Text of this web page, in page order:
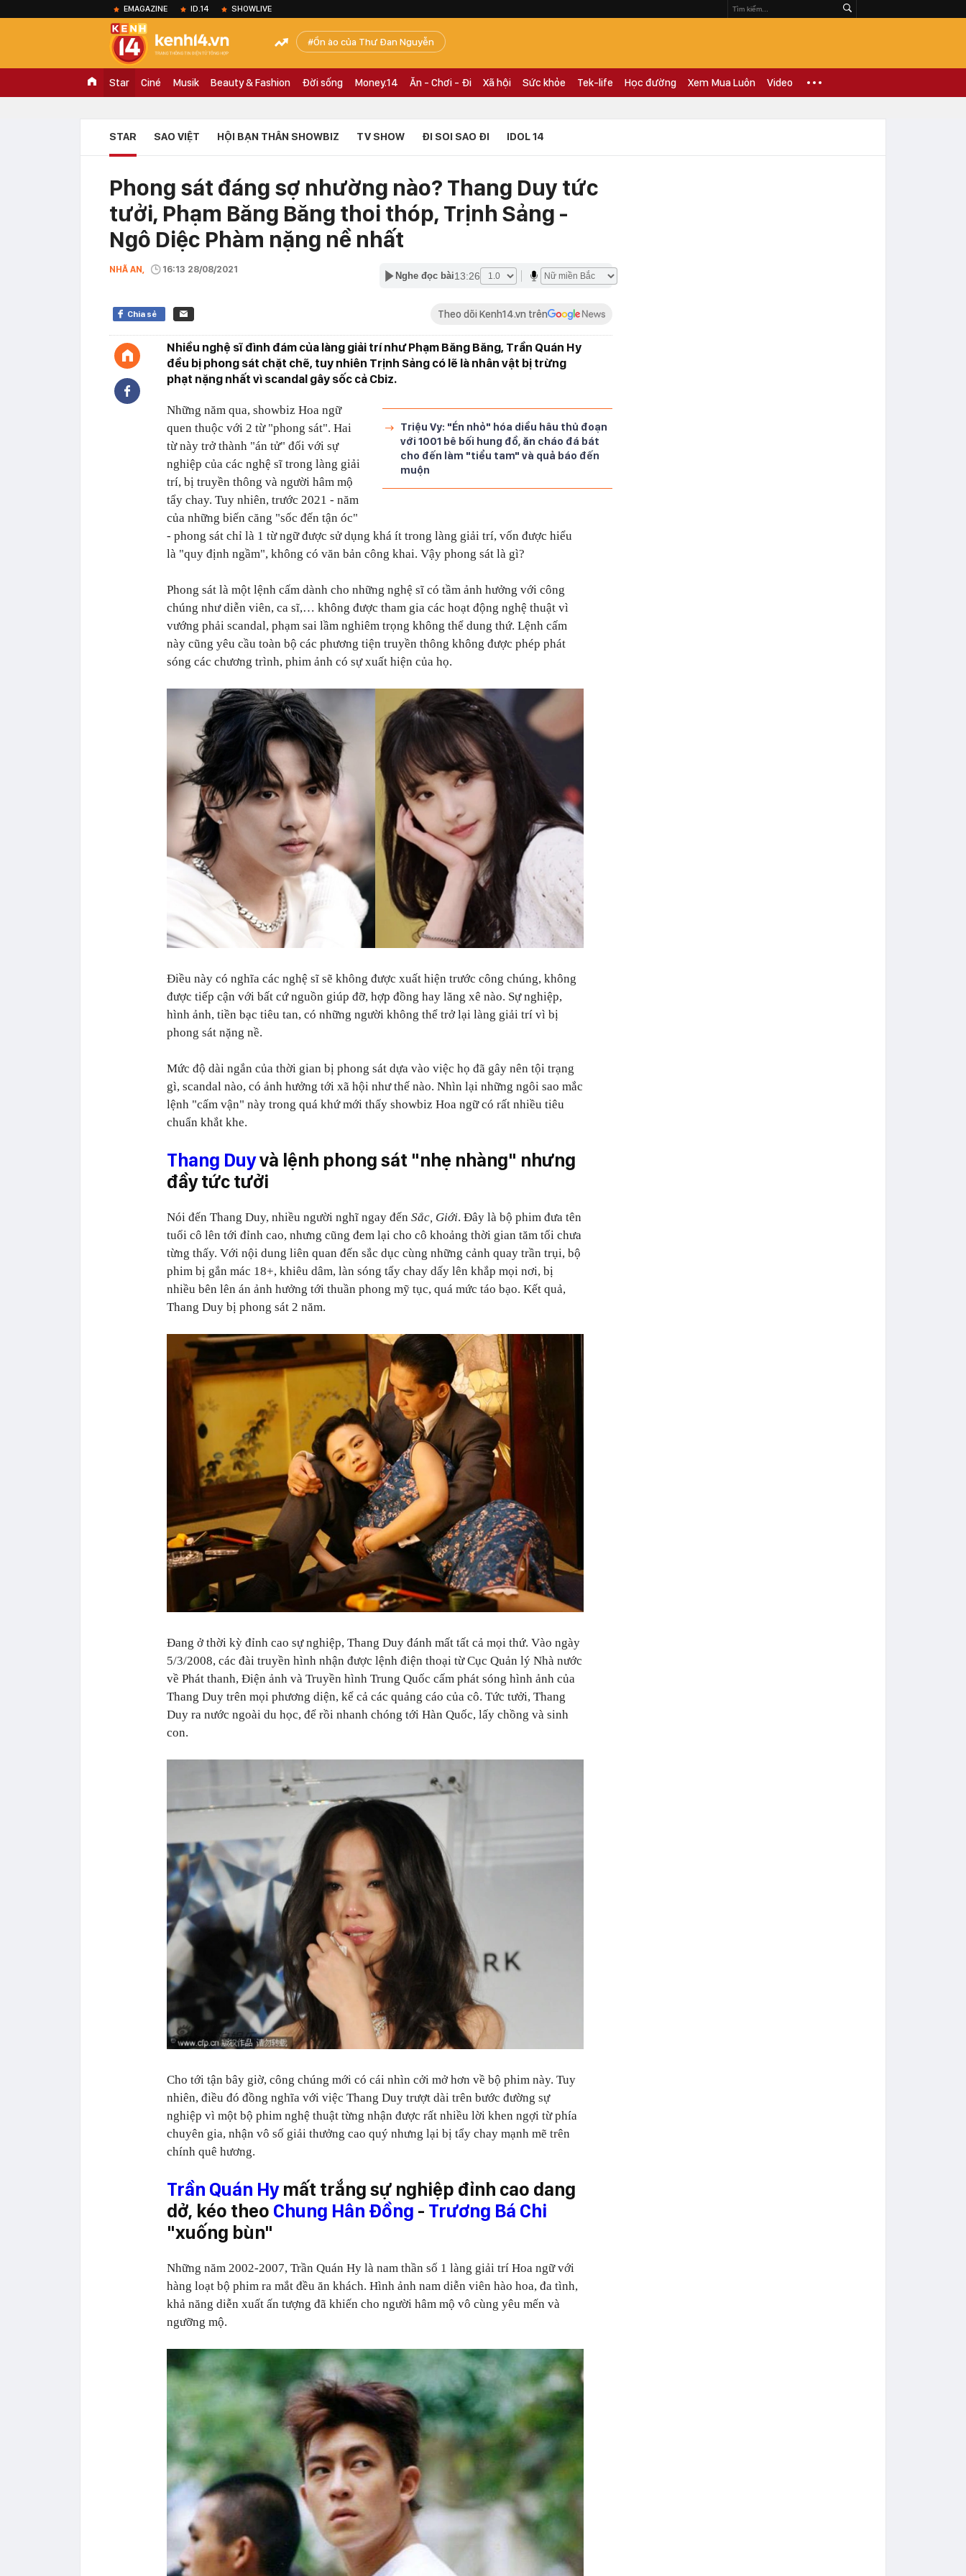
EMAGAZINE ID.14 SHOWLIVE
Ồn ào của Thư Đan Nguyễn
Star Ciné Musik Beauty & Fashion Đời sống Money.14 Ăn - Chơi - Đi Xã hội Sức khỏe Tek-life Học đường Xem Mua Luôn Video
STAR SAO VIỆT HỘI BẠN THÂN SHOWBIZ TV SHOW ĐI SOI SAO ĐI IDOL 14
Phong sát đáng sợ nhường nào? Thang Duy tức
tưởi, Phạm Băng Băng thoi thóp, Trịnh Sảng -
Ngô Diệc Phàm nặng nề nhất
NHÃ AN, 16:13 28/08/2021
Nghe đọc bài13:26
Chia sẻ Theo dõi Kenh14.vn trên
Nhiều nghệ sĩ đình đám của làng giải trí như Phạm Băng Băng, Trần Quán Hy
đều bị phong sát chặt chẽ, tuy nhiên Trịnh Sảng có lẽ là nhân vật bị trừng
phạt nặng nhất vì scandal gây sốc cả Cbiz.
Triệu Vy: "Én nhỏ" hóa diều hâu thủ đoạn
với 1001 bê bối hung đồ, ăn cháo đá bát
cho đến làm "tiểu tam" và quả báo đến
muộn
Những năm qua, showbiz Hoa ngữ
quen thuộc với 2 từ "phong sát". Hai
từ này trở thành "án tử" đối với sự
nghiệp của các nghệ sĩ trong làng giải
trí, bị truyền thông và người hâm mộ
tẩy chay. Tuy nhiên, trước 2021 - năm
của những biến căng "sốc đến tận óc"
- phong sát chỉ là 1 từ ngữ được sử dụng khá ít trong làng giải trí, vốn được hiểu
là "quy định ngầm", không có văn bản công khai. Vậy phong sát là gì?
Phong sát là một lệnh cấm dành cho những nghệ sĩ có tầm ảnh hưởng với công
chúng như diễn viên, ca sĩ,… không được tham gia các hoạt động nghệ thuật vì
vướng phải scandal, phạm sai lầm nghiêm trọng không thể dung thứ. Lệnh cấm
này cũng yêu cầu toàn bộ các phương tiện truyền thông không được phép phát
sóng các chương trình, phim ảnh có sự xuất hiện của họ.
Điều này có nghĩa các nghệ sĩ sẽ không được xuất hiện trước công chúng, không
được tiếp cận với bất cứ nguồn giúp đỡ, hợp đồng hay lăng xê nào. Sự nghiệp,
hình ảnh, tiền bạc tiêu tan, có những người không thể trở lại làng giải trí vì bị
phong sát nặng nề.
Mức độ dài ngắn của thời gian bị phong sát dựa vào việc họ đã gây nên tội trạng
gì, scandal nào, có ảnh hưởng tới xã hội như thế nào. Nhìn lại những ngôi sao mắc
lệnh "cấm vận" này trong quá khứ mới thấy showbiz Hoa ngữ có rất nhiều tiêu
chuẩn khắt khe.
Thang Duyvà lệnh phong sát "nhẹ nhàng" nhưng
đầy tức tưởi
Nói đến Thang Duy, nhiều người nghĩ ngay đến Sắc, Giới. Đây là bộ phim đưa tên
tuổi cô lên tới đỉnh cao, nhưng cũng đem lại cho cô khoảng thời gian tăm tối chưa
từng thấy. Với nội dung liên quan đến sắc dục cùng những cảnh quay trần trụi, bộ
phim bị gắn mác 18+, khiêu dâm, làn sóng tẩy chay dấy lên khắp mọi nơi, bị
nhiều bên lên án ảnh hưởng tới thuần phong mỹ tục, quá mức táo bạo. Kết quả,
Thang Duy bị phong sát 2 năm.
Đang ở thời kỳ đỉnh cao sự nghiệp, Thang Duy đánh mất tất cả mọi thứ. Vào ngày
5/3/2008, các đài truyền hình nhận được lệnh điện thoại từ Cục Quản lý Nhà nước
về Phát thanh, Điện ảnh và Truyền hình Trung Quốc cấm phát sóng hình ảnh của
Thang Duy trên mọi phương diện, kể cả các quảng cáo của cô. Tức tưởi, Thang
Duy ra nước ngoài du học, để rồi nhanh chóng tới Hàn Quốc, lấy chồng và sinh
con.
Cho tới tận bây giờ, công chúng mới có cái nhìn cởi mở hơn về bộ phim này. Tuy
nhiên, điều đó đồng nghĩa với việc Thang Duy trượt dài trên bước đường sự
nghiệp vì một bộ phim nghệ thuật từng nhận được rất nhiều lời khen ngợi từ phía
chuyên gia, nhận vô số giải thưởng cao quý nhưng lại bị tẩy chay mạnh mẽ trên
chính quê hương.
Trần Quán Hymất trắng sự nghiệp đỉnh cao dang
dở, kéo theo Chung Hân Đồng - Trương Bá Chi
"xuống bùn"
Những năm 2002-2007, Trần Quán Hy là nam thần số 1 làng giải trí Hoa ngữ với
hàng loạt bộ phim ra mắt đều ăn khách. Hình ảnh nam diễn viên hào hoa, đa tình,
khả năng diễn xuất ấn tượng đã khiến cho người hâm mộ vô cùng yêu mến và
ngưỡng mộ.